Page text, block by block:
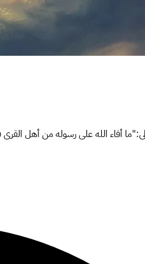
أفاء الله على رسوله من أهل